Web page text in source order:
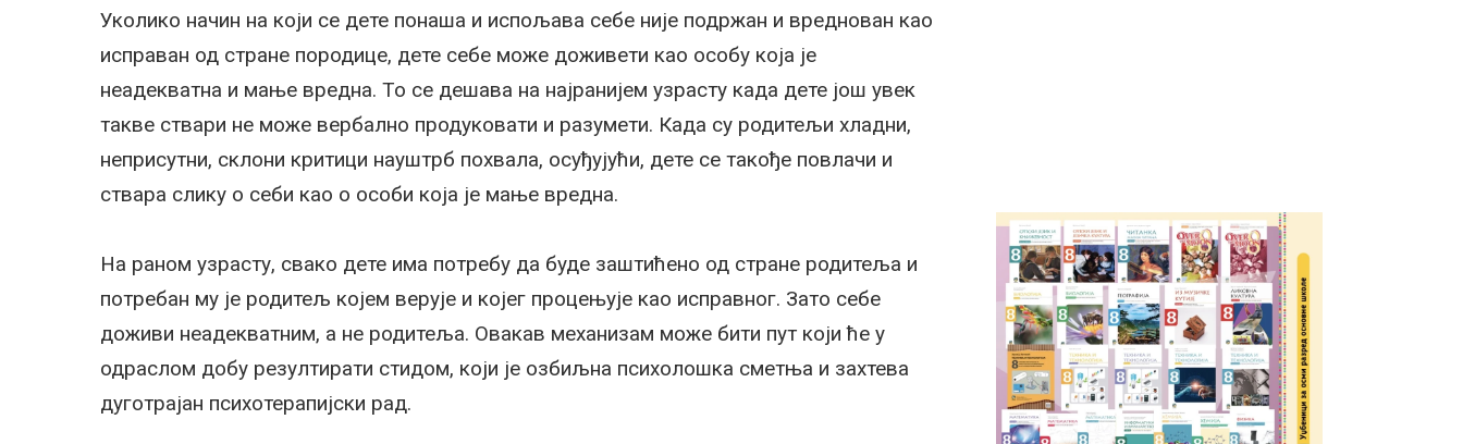
Уколико начин на који се дете понаша и испољава себе није подржан и вреднован као
исправан од стране породице, дете себе може доживети као особу која је
неадекватна и мање вредна. То се дешава на најранијем узрасту када дете још увек
такве ствари не може вербално продуковати и разумети. Када су родитељи хладни,
неприсутни, склони критици науштрб похвала, осуђујући, дете се такође повлачи и
ствара слику о себи као о особи која је мање вредна.
На раном узрасту, свако дете има потребу да буде заштићено од стране родитеља и
потребан му је родитељ којем верује и којег процењује као исправног. Зато себе
доживи неадекватним, а не родитеља. Овакав механизам може бити пут који ће у
одраслом добу резултирати стидом, који је озбиљна психолошка сметња и захтева
дуготрајан психотерапијски рад.